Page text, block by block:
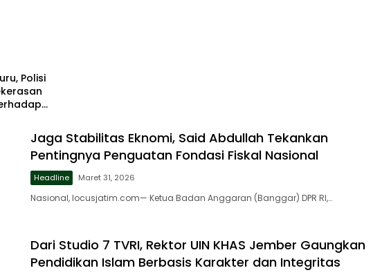
Polisi
Jaga Stabilitas Eknomi, Said Abdullah Tekankan
Pentingnya Penguatan Fondasi Fiskal Nasional
Headline Maret 31, 2026
Nasional, locusjatim.com— Ketua Badan Anggaran (Banggar) DPR RI,…
Dari Studio 7 TVRI, Rektor UIN KHAS Jember Gaungkan
Pendidikan Islam Berbasis Karakter dan Integritas